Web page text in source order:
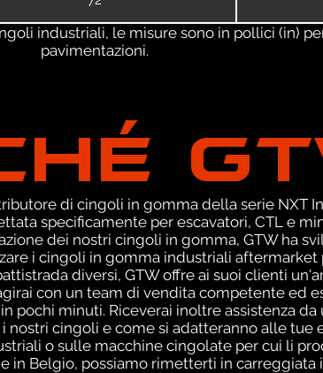
industriali, le misure sono in pollici (in)
pavimentazioni.
di cingoli in gomma della serie NXT
specificamente per escavatori, CTL e
dei nostri cingoli in gomma, GTW ha
i cingoli in gomma industriali aftermarket
diversi, GTW offre ai suoi clienti
con un team di vendita competente ed
pochi minuti. Riceverai inoltre assistenza
cingoli e come si adatteranno alle tue
o sulle macchine cingolate per cui li
in Belgio, possiamo rimetterti in carreggiata